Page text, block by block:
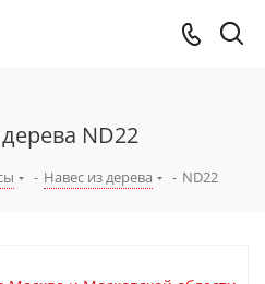
ND22
- Навес из дерева - ND22